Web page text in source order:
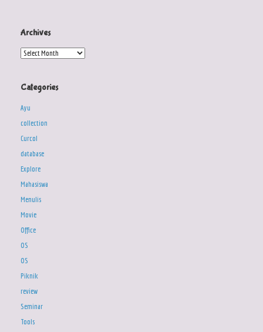
Archives
Archives
Categories
Ayu
collection
Curcol
database
Explore
Mahasiswa
Menulis
Movie
Office
OS
OS
Piknik
review
Seminar
Tools